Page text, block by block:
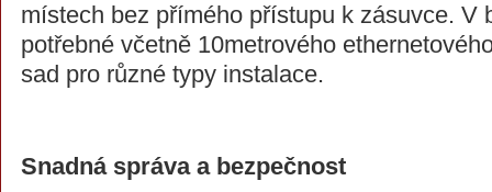
místech bez přímého přístupu k zásuvce. V
potřebné včetně 10metrového
sad pro různé typy instalace.
Snadná správa a bezpečnost